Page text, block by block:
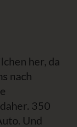
her, da
nach
350
Und